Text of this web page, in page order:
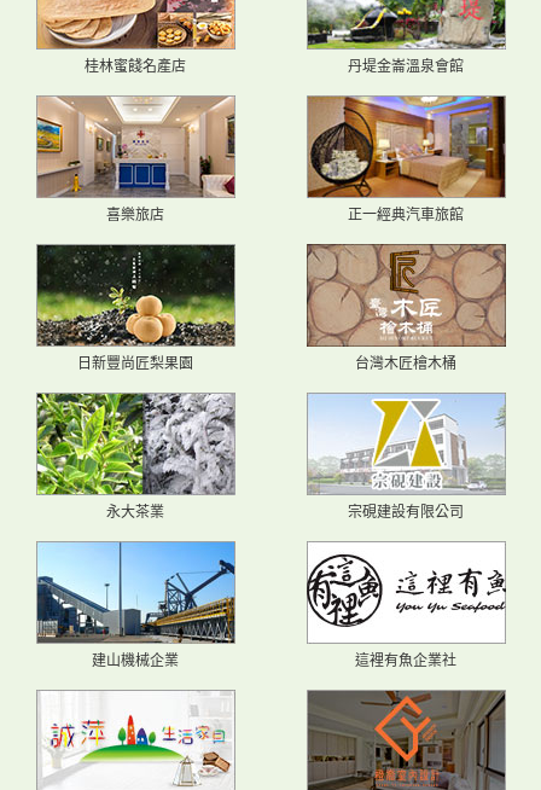
桂林蜜餞名產店 丹堤金崙溫泉會館
喜樂旅店 正一經典汽車旅館
日新豐尚匠梨果園 台灣木匠檜木桶
永大茶業 宗硯建設有限公司
建山機械企業 這裡有魚企業社